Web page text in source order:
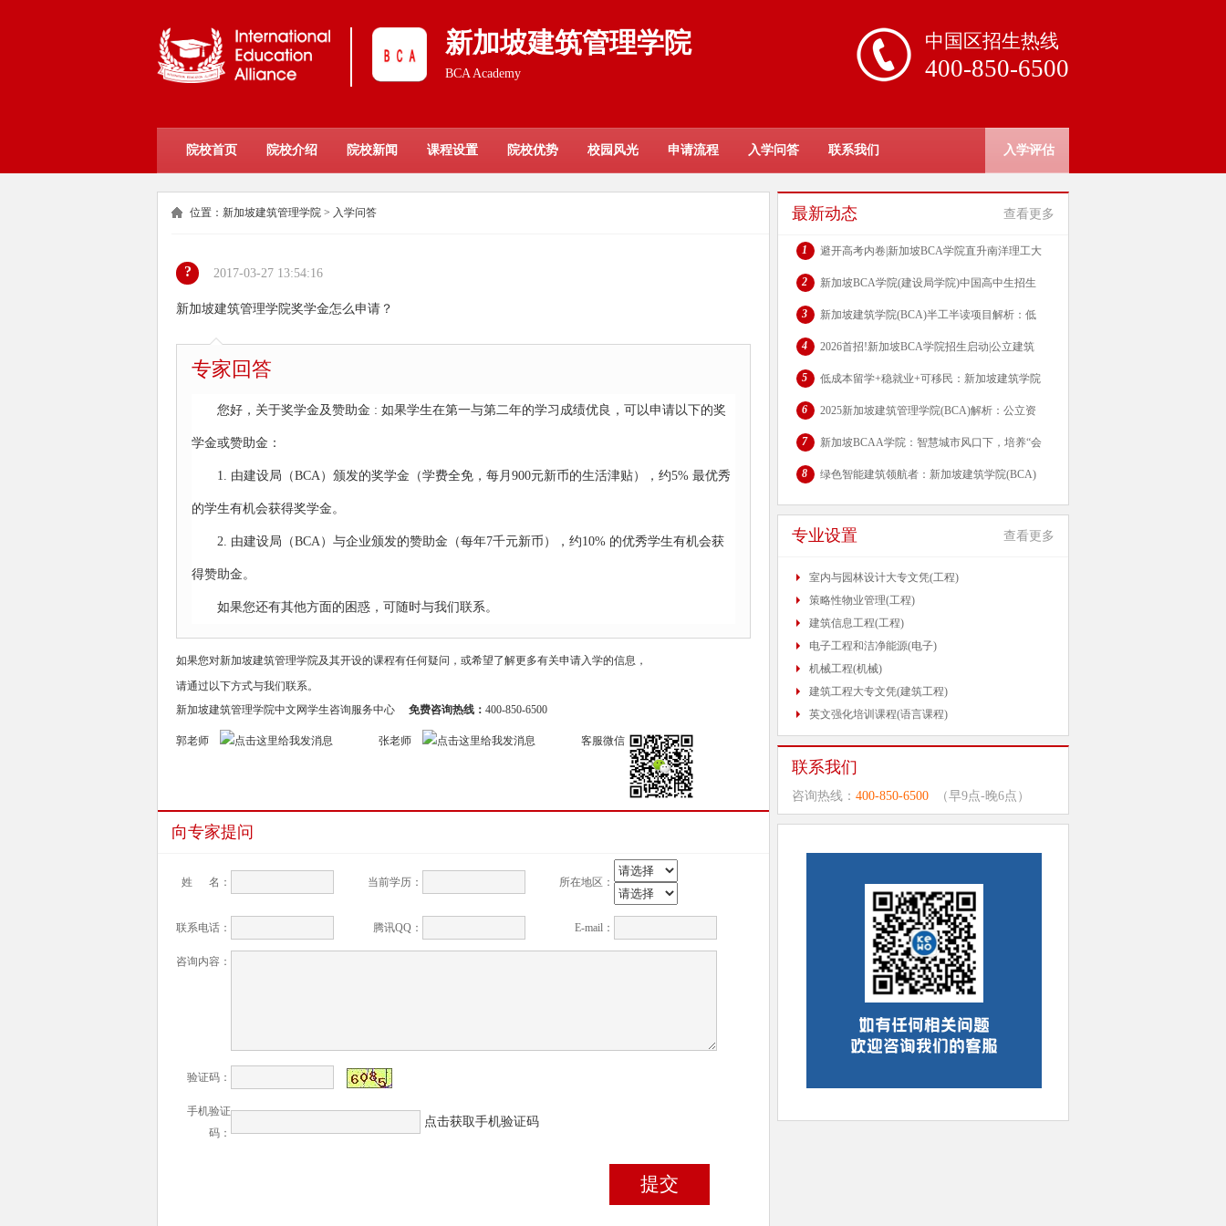
新加坡建筑管理学院
BCA Academy
中国区招生热线
400-850-6500
院校首页 院校介绍 院校新闻 课程设置 院校优势 校园风光 申请流程 入学问答 联系我们 入学评估
位置： 新加坡建筑管理学院 > 入学问答
? 2017-03-27 13:54:16
新加坡建筑管理学院奖学金怎么申请？
专家回答
您好，关于奖学金及赞助金 : 如果学生在第一与第二年的学习成绩优良，可以申请以下的奖
学金或赞助金：
1. 由建设局（BCA）颁发的奖学金（学费全免，每月900元新币的生活津贴），约5% 最优秀
的学生有机会获得奖学金。
2. 由建设局（BCA）与企业颁发的赞助金（每年7千元新币），约10% 的优秀学生有机会获
得赞助金。
如果您还有其他方面的困惑，可随时与我们联系。
如果您对新加坡建筑管理学院及其开设的课程有任何疑问，或希望了解更多有关申请入学的信息，
请通过以下方式与我们联系。
新加坡建筑管理学院中文网学生咨询服务中心 免费咨询热线： 400-850-6500
郭老师 张老师 客服微信
向专家提问
姓 名： 当前学历： 所在地区：
联系电话： 腾讯QQ： E-mail：
咨询内容：
验证码：
手机验证
码：
点击获取手机验证码
最新动态 查看更多
1 避开高考内卷|新加坡BCA学院直升南洋理工大
2 新加坡BCA学院(建设局学院)中国高中生招生
3 新加坡建筑学院(BCA)半工半读项目解析：低
4 2026首招!新加坡BCA学院招生启动|公立建筑
5 低成本留学+稳就业+可移民：新加坡建筑学院
6 2025新加坡建筑管理学院(BCA)解析：公立资
7 新加坡BCAA学院：智慧城市风口下，培养“会
8 绿色智能建筑领航者：新加坡建筑学院(BCA)
专业设置 查看更多
室内与园林设计大专文凭(工程)
策略性物业管理(工程)
建筑信息工程(工程)
电子工程和洁净能源(电子)
机械工程(机械)
建筑工程大专文凭(建筑工程)
英文强化培训课程(语言课程)
联系我们
咨询热线： 400-850-6500 （早9点-晚6点）